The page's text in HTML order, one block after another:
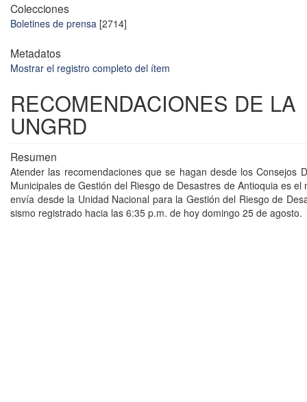
Colecciones
Boletines de prensa [2714]
Metadatos
Mostrar el registro completo del ítem
RECOMENDACIONES DE LA
UNGRD
Resumen
Atender las recomendaciones que se hagan desde los Consejos
Municipales de Gestión del Riesgo de Desastres de Antioquia es el
envía desde la Unidad Nacional para la Gestión del Riesgo de
sismo registrado hacia las 6:35 p.m. de hoy domingo 25 de agosto.